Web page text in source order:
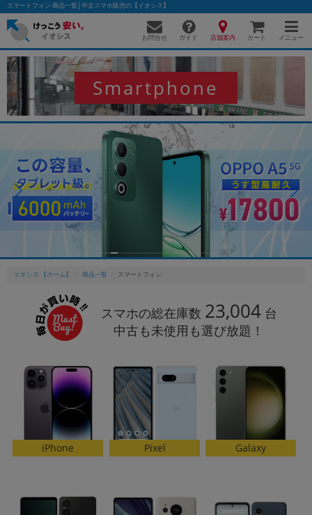
スマートフォン 商品一覧│中古スマホ販売の【イオシス】
お問合せ ガイド 店舗案内 カート メニュー
Smartphone
イオシス 【ホーム】 商品一覧 スマートフォン
スマホの総在庫数 23,004 台
中古も未使用も選び放題！
iPhone Pixel Galaxy
かんたんパソコン検索に切り替える
フリーワード
除外ワード
人気の検索ワード：Let's note
商品シリーズ名・ブランド名の絞り込み。
「iPhone」「Xperia」「Galaxy」など
「Apple」「SONY」「SHARP」など
機能・特徴
商品の搭載機能による絞り込み
「5G対応」「防水」「ワンセグ」など
ドライブ
ドライブの絞り込み
商品状態の絞り込み
「新品」「未使用」「中古」など